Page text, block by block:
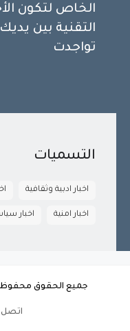
الخاص لتكون
التقنية بين
تواجدت
التسميات
اخبار ادبية وثقافية
اخبار امنية اخبار
جميع الحقوق
اتصل